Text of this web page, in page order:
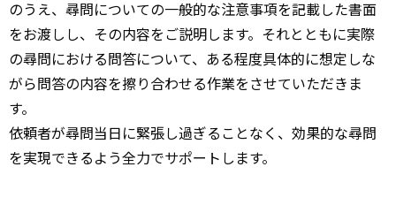
のうえ、尋問についての一般的な注意事項を記載した書面
をお渡しし、その内容をご説明します。それとともに実際
の尋問における問答について、ある程度具体的に想定しな
がら問答の内容を擦り合わせる作業をさせていただきま
す。
依頼者が尋問当日に緊張し過ぎることなく、効果的な尋問
を実現できるよう全力でサポートします。